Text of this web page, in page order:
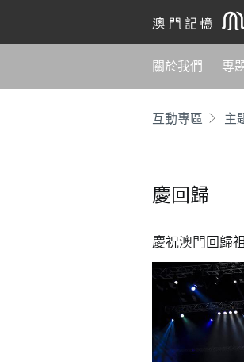
關於我們 專
互動專區 主
慶回歸
慶祝澳門回歸